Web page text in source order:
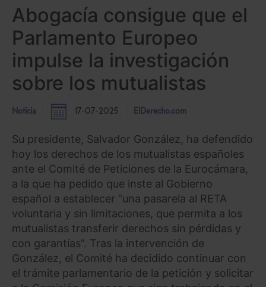
Abogacía consigue que el
Parlamento Europeo
impulse la investigación
sobre los mutualistas
Noticia 17-07-2025 ElDerecho.com
Su presidente, Salvador González, ha defendido
hoy los derechos de los mutualistas españoles
ante el Comité de Peticiones de la Eurocámara,
a la que ha pedido que inste al Gobierno
español a establecer “una pasarela al RETA
voluntaria y sin limitaciones, que permita a los
mutualistas transferir derechos sin pérdidas y
con garantías”. Tras la intervención de
González, el Comité ha decidido continuar con
el trámite parlamentario de la petición y solicitar